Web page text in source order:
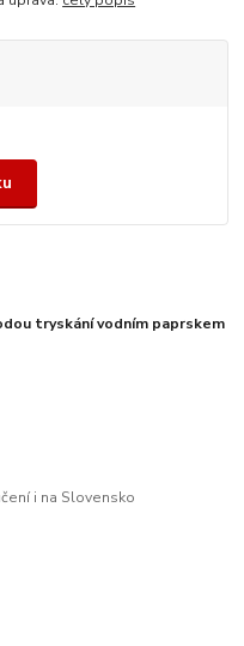
tryskání vodním paprskem
i na Slovensko